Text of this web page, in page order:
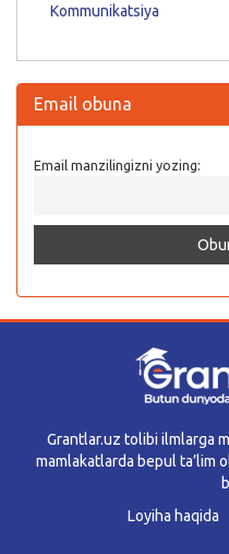
Kommunikatsiya
Email obuna
Email manzilingizni yozing:
Grantlar.uz tolibi ilmlarga
mamlakatlarda bepul ta’lim
Loyiha haqida